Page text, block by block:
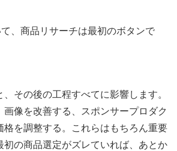
、商品リサーチは最初のボタンで
その後の工程すべてに影響します。
像を改善する、スポンサープロダク
格を調整する。これらはもちろん重要
初の商品選定がズレていれば、あとか